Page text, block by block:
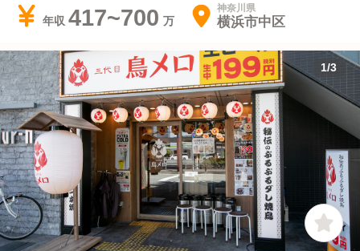
年収 417~700 神奈川県
横浜市中区
1/3